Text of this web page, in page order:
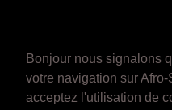
Bonjour nous signalons
votre navigation sur Afro-
acceptez l'utilisation de